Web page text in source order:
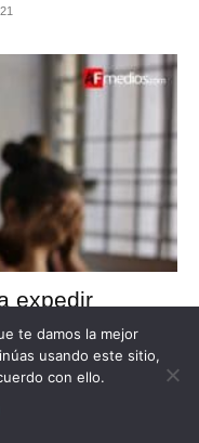
expedir
te damos la mejor
usando este sitio,
con ello.